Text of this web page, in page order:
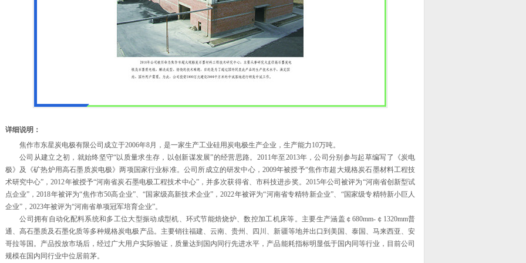
详细说明：
焦作市东星炭电极有限公司成立于2006年8月，是一家生产工业硅用炭电极生产企业，生产能力10万吨。
公司从建立之初，就始终坚守“以质量求生存，以创新谋发展”的经营思路。2011年至2013年，公司分别参与起草编写了《炭电
极》及《矿热炉用高石墨质炭电极》两项国家行业标准。公司所成立的研发中心，2009年被授予“焦作市超大规格炭石墨材料工程技
术研究中心”，2012年被授予“河南省炭石墨电极工程技术中心”，并多次获得省、市科技进步奖。2015年公司被评为“河南省创新型试
点企业”，2018年被评为“焦作市50高企业”、“国家级高新技术企业”，2022年被评为“河南省专精特新企业”、“国家级专精特新小巨人
企业”，2023年被评为“河南省单项冠军培育企业”。
公司拥有自动化配料系统和多工位大型振动成型机、环式节能焙烧炉、数控加工机床等。主要生产涵盖￠680mm-￠1320mm普
通、高石墨质及石墨化质等多种规格炭电极产品。主要销往福建、云南、贵州、四川、新疆等地并出口到美国、泰国、马来西亚、安
哥拉等国。产品投放市场后，经过广大用户实际验证，质量达到国内同行先进水平，产品能耗指标明显低于国内同等行业，目前公司
规模在国内同行业中位居前茅。